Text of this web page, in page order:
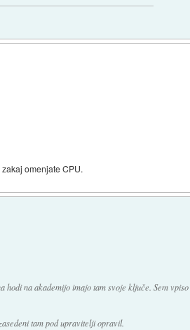
omenjate CPU.
hodi na akademijo imajo tam svoje ključe. Sem
tam pod upravitelji opravil.